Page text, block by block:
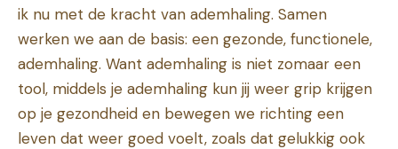
ik nu met de kracht van ademhaling. Samen
werken we aan de basis: een gezonde, functionele,
ademhaling. Want ademhaling is niet zomaar een
tool, middels je ademhaling kun jij weer grip krijgen
op je gezondheid en bewegen we richting een
leven dat weer goed voelt, zoals dat gelukkig ook